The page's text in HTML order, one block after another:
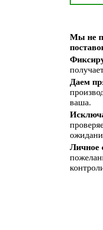
Мы не
Даем
ваша.
Личное